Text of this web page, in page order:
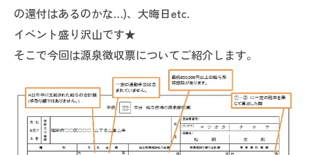
の還付はあるのかな…)、大晦日etc.
イベント盛り沢山です★
そこで今回は源泉徴収票についてご紹介します。